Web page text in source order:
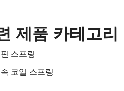
제품 카테고리
스프링
코일 스프링